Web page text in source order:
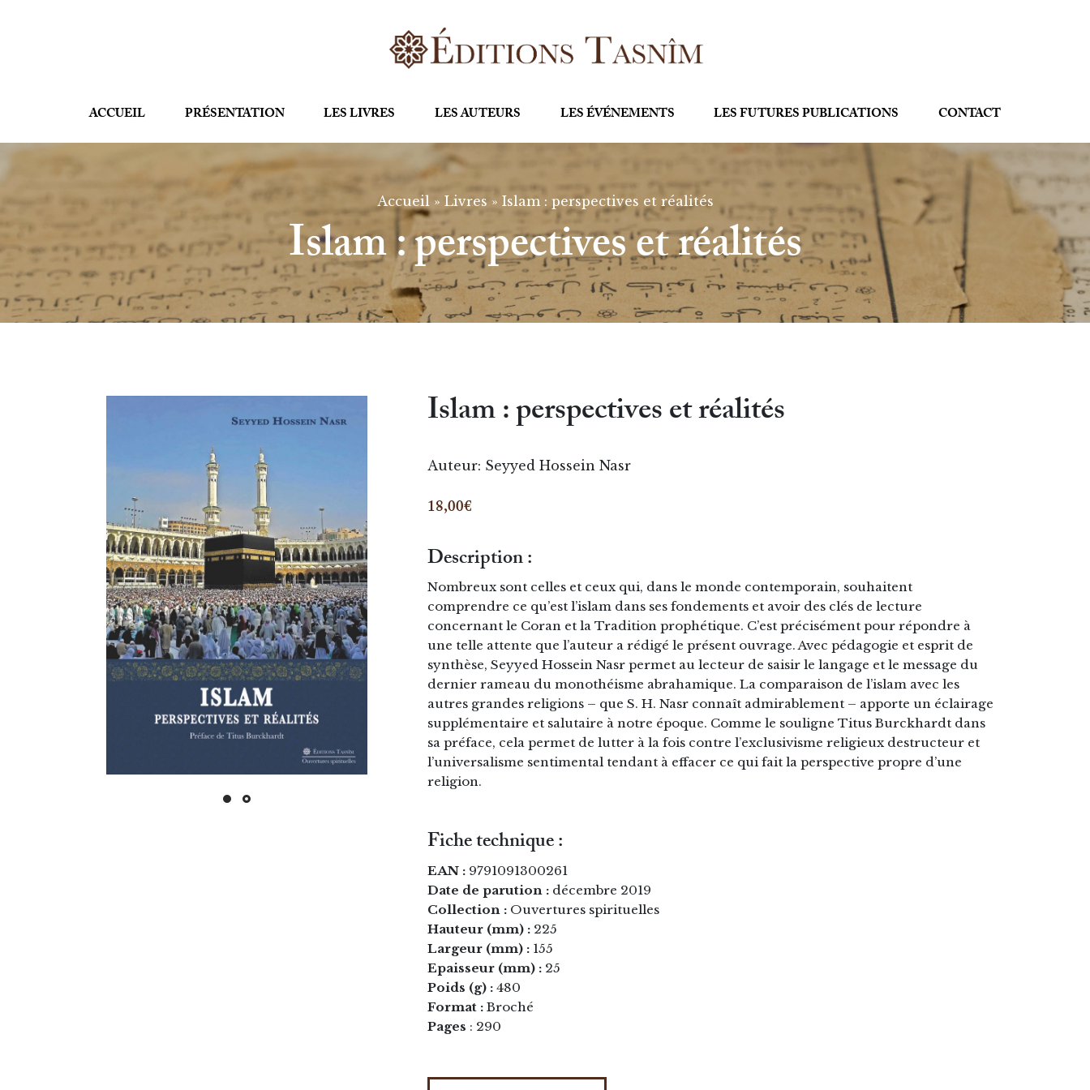
ACCUEIL PRÉSENTATION LES LIVRES LES AUTEURS LES ÉVÉNEMENTS LES FUTURES PUBLICATIONS CONTACT
Accueil» Livres » Islam : perspectives et réalités
Islam : perspectives et réalités
Islam : perspectives et réalités
Auteur: Seyyed Hossein Nasr
18,00€
Description :
Nombreux sont celles et ceux qui, dans le monde contemporain, souhaitent
comprendre ce qu’est l’islam dans ses fondements et avoir des clés de lecture
concernant le Coran et la Tradition prophétique. C’est précisément pour répondre à
une telle attente que l’auteur a rédigé le présent ouvrage. Avec pédagogie et esprit de
synthèse, Seyyed Hossein Nasr permet au lecteur de saisir le langage et le message du
dernier rameau du monothéisme abrahamique. La comparaison de l’islam avec les
autres grandes religions – que S. H. Nasr connaît admirablement – apporte un éclairage
supplémentaire et salutaire à notre époque. Comme le souligne Titus Burckhardt dans
sa préface, cela permet de lutter à la fois contre l’exclusivisme religieux destructeur et
l’universalisme sentimental tendant à effacer ce qui fait la perspective propre d’une
religion.
Fiche technique :
EAN : 9791091300261
Date de parution : décembre 2019
Collection : Ouvertures spirituelles
Hauteur (mm) : 225
Largeur (mm) : 155
Epaisseur (mm) : 25
Poids (g) : 480
Format : Broché
Pages : 290